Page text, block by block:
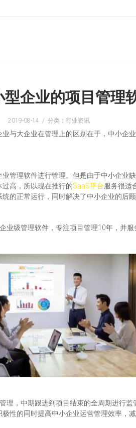
型企业的项目管理
2019-08-14 分类：行业资讯
与大企业在管理上的区别在于，中小企
管理软件进行管理。但是由于中小企业
高，所以现在推行的SaaS平台服务很适
的正常运行，同时解决了中小企业的后顾
级管理软件，专注项目管理10年，并服
理，中期跟进到项目结束的全周期进行
性的同时提高中小企业运营管理效率，减